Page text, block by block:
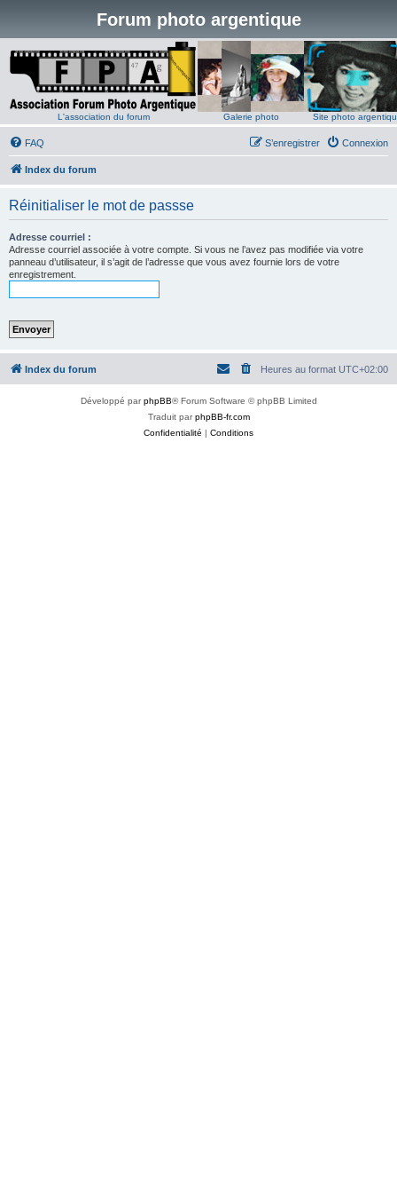
Forum photo argentique
L'association du forum Galerie photo Site photo
FAQ Connexion
S’enregistrer
Index du forum
Réinitialiser le mot de passse
Adresse courriel :
Adresse courriel associée à votre compte. Si vous ne l’avez pas modifiée via votre
panneau d’utilisateur, il s’agit de l’adresse que vous avez fournie lors de votre
enregistrement.
Index du forum Heures au format UTC+02:00
Développé parphpBB® Forum Software © phpBB Limited
Traduit parphpBB-fr.com
Confidentialité | Conditions